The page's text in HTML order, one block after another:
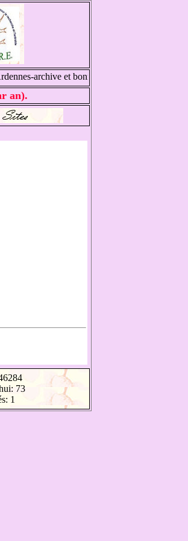
archive et bonnes recherches
an).
73
1